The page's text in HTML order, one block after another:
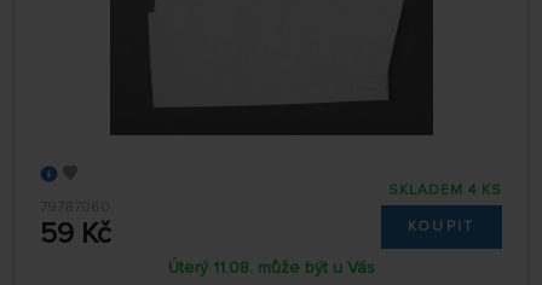
79787060
59 Kč
SKLADEM 4 KS
KOUPIT
Úterý 11.08. může být u Vás